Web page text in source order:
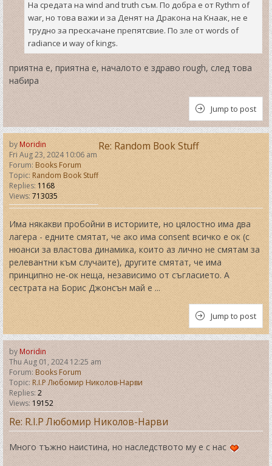
На средата на wind and truth съм. По добра е от Rythm of
war, но това важи и за Денят на Дракона на Кнаак, не е
трудно за прескачане препятсвие. По зле от words of
radiance и way of kings.
приятна е, приятна е, началото е здраво rough, след това
набира
Jump to post
byMoridin
Fri Aug 23, 2024 10:06 am
Forum:Books Forum
Topic: Random Book Stuff
Replies:1168
Views:713035
Re: Random Book Stuff
Има някакви пробойни в историите, но цялостно има два
лагера - едните смятат, че ако има consent всичко е ок (с
нюанси за властова динамика, които аз лично не смятам за
релевантни към случаите), другите смятат, че има
принципно не-ок неща, независимо от съгласието. А
сестрата на Борис Джонсън май е ...
Jump to post
byMoridin
Thu Aug 01, 2024 12:25 am
Forum:Books Forum
Topic:R.I.P Любомир Николов-Нарви
Replies:2
Views:19152
Re: R.I.P Любомир Николов-Нарви
Много тъжно наистина, но наследството му е с нас